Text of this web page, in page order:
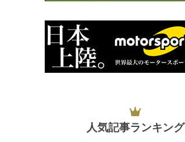
人気記事ランキング